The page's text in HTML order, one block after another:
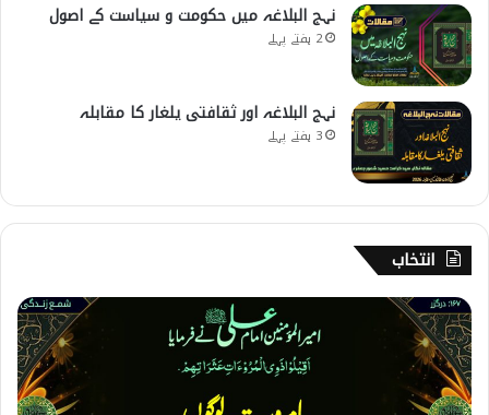
نہج البلاغہ میں حکومت و سیاست کے اصول
2 ہفتے پہلے
نہج البلاغہ اور ثقافتی یلغار کا مقابلہ
3 ہفتے پہلے
انتخاب
1
6
7
۔
د